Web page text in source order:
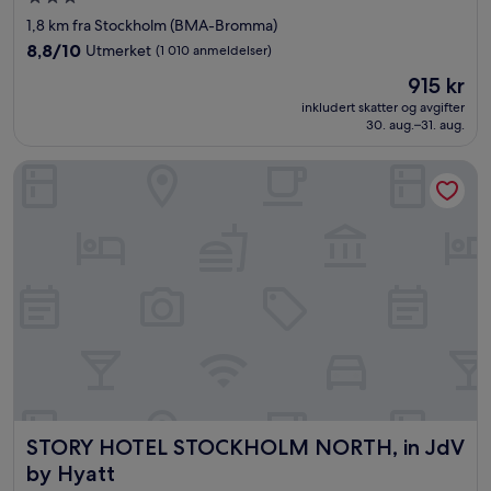
med
3.0
stjerner
1,8 km fra Stockholm (BMA-Bromma)
8.8
8,8/10 Utmerket (1 010 anmeldelser)
Prisen
915 kr
915 kr
inkludert skatter og avgifter
30. aug.–31. aug.
STORY HOTEL STOCKHOLM NORTH, in JdV
by Hyatt
STORY HOTEL STOCKHOLM NORTH, in JdV by Hyatt
STORY HOTEL STOCKHOLM NORTH, in JdV by Hyatt